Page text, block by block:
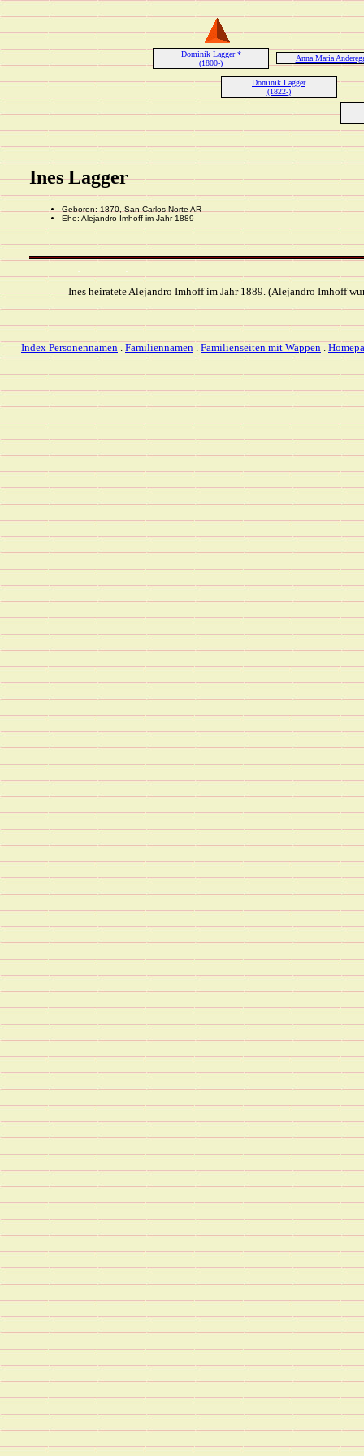
Dominik Lagger *
(1800-)
Anna Maria
Dominik Lagger
(1822-)
Ines Lagger
Geboren: 1870, San Carlos Norte AR
Ehe: Alejandro Imhoff im Jahr 1889
Ines heiratete Alejandro Imhoff im Jahr 1889. (Alejandro Imhoff
Index Personennamen . Familiennamen . Familienseiten mit Wappen .